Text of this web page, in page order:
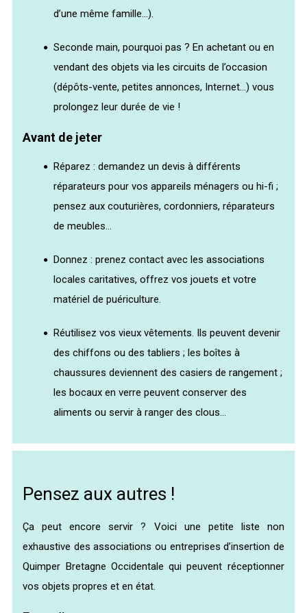
d’une même famille…).
Seconde main, pourquoi pas ? En achetant ou en
vendant des objets via les circuits de l’occasion
(dépôts-vente, petites annonces, Internet…) vous
prolongez leur durée de vie !
Avant de jeter
Réparez : demandez un devis à différents
réparateurs pour vos appareils ménagers ou hi-fi ;
pensez aux couturières, cordonniers, réparateurs
de meubles…
Donnez : prenez contact avec les associations
locales caritatives, offrez vos jouets et votre
matériel de puériculture.
Réutilisez vos vieux vêtements. Ils peuvent devenir
des chiffons ou des tabliers ; les boîtes à
chaussures deviennent des casiers de rangement ;
les bocaux en verre peuvent conserver des
aliments ou servir à ranger des clous…
Pensez aux autres !
Ça peut encore servir ? Voici une petite liste non
exhaustive des associations ou entreprises d’insertion de
Quimper Bretagne Occidentale qui peuvent réceptionner
vos objets propres et en état.